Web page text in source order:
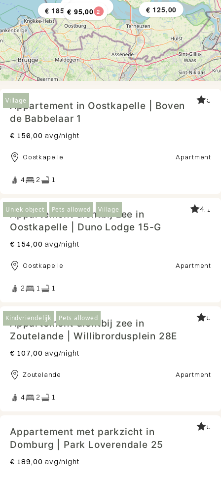
€ 119,00
€ 123,00
€ 147,00
€ 140,00
€ 132,00 € 125,00
€ 169,00
€ 185,00€ 95,00 2
Village
Appartement in Oostkapelle | Boven
de Babbelaar 1
5
€ 156,00 avg/night
Oostkapelle Apartment
4 2 1
Uniek object Pets allowed Village
Appartement dichtbij zee in
Oostkapelle | Duno Lodge 15-G
4.1
€ 154,00 avg/night
Oostkapelle Apartment
2 1 1
Kindvriendelijk Pets allowed
Appartement dichtbij zee in
Zoutelande | Willibrordusplein 28E
5
€ 107,00 avg/night
Zoutelande Apartment
4 2 1
Appartement met parkzicht in
Domburg | Park Loverendale 25
5
€ 189,00 avg/night